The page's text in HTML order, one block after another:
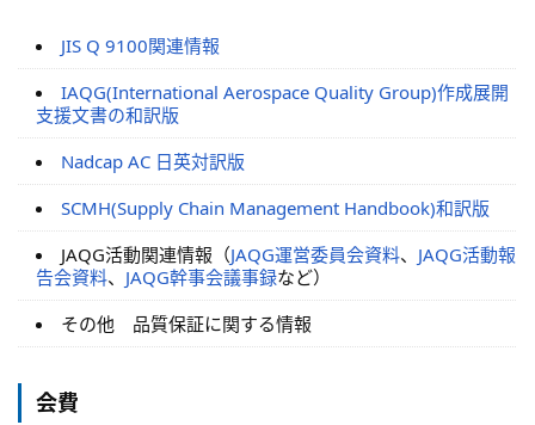
JIS Q 9100関連情報
IAQG(International Aerospace Quality Group)作成展開
支援文書の和訳版
Nadcap AC 日英対訳版
SCMH(Supply Chain Management Handbook)和訳版
JAQG活動関連情報（JAQG運営委員会資料、 JAQG活動報
告会資料、 JAQG幹事会議事録など）
その他 品質保証に関する情報
会費